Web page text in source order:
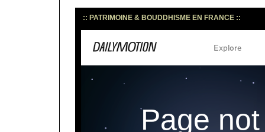
:: PATRIMOINE & BOUDDHISME EN FRANCE ::